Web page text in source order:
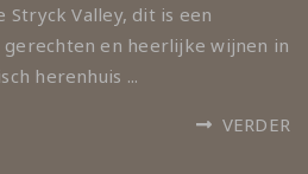
Stryck Valley, dit is een
en heerlijke wijnen in
herenhuis ...
VERDER